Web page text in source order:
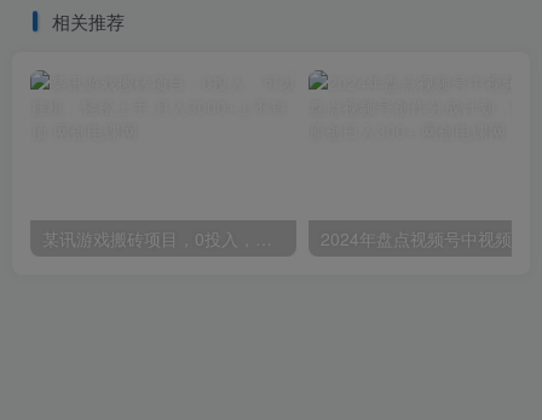
相关推荐
某讯游戏搬砖项目，0投入，可以挂机，轻松上手,月入3000+上不封顶